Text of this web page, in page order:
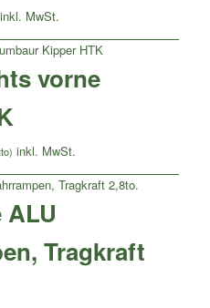
vorne
ALU
Tragkraft